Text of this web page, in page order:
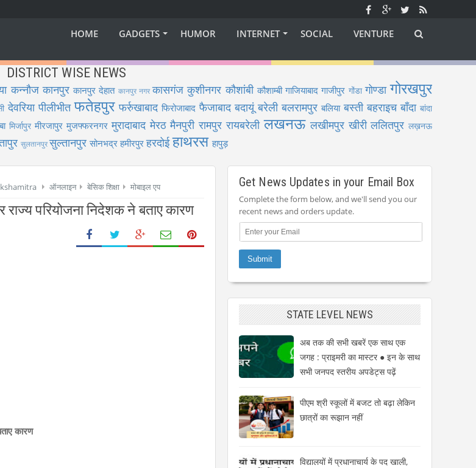
HOME GADGETS HUMOR INTERNET SOCIAL VENTURE
DISTRICT WISE NEWS
कन्नौज कानपुर कानपुर देहात कानपुर नगर कासगंज कुशीनगर कौशांबी कौशाम्बी गाजियाबाद गाजीपुर गोंडा गोण्डा गोरखपुर
देवरिया पीलीभीत फतेहपुर फर्रुखाबाद फिरोजाबाद फैजाबाद बदायूं बरेली बलरामपुर बलिया बस्ती बहराइच बाँदा बांदा
मिर्जापुर मीरजापुर मुजफ्फरनगर मुरादाबाद मेरठ मैनपुरी रामपुर रायबरेली लखनऊ लखीमपुर खीरी ललितपुर लख़नऊ
सुलतानपुरसुल्तानपुर सोनभद्र हमीरपुर हरदोई हाथरस हापुड़
ऑनलाइन बेसिक शिक्षा मोबाइल एप
परियोजना निदेशक ने बताए कारण
कारण
Get News Updates in your Email Box
Complete the form below, and we'll send you our
recent news and orders update.
STATE LEVEL NEWS
अब तक की सभी खबरें एक साथ एक
जगह : प्राइमरी का मास्टर ● इन के साथ
सभी जनपद स्तरीय अपडेट्स पढ़ें
पीएम श्री स्कूलों में बजट तो बढ़ा लेकिन
छात्रों का रूझान नहीं
विद्यालयों में प्रधानाचार्य के पद खाली,